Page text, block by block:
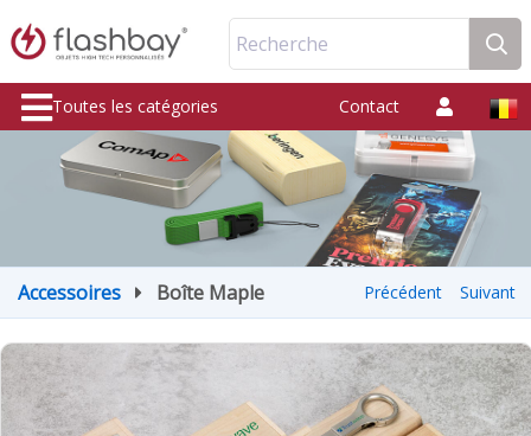
Recherche
Toutes les catégories Contact
Accessoires Boîte Maple Suivant
Précédent